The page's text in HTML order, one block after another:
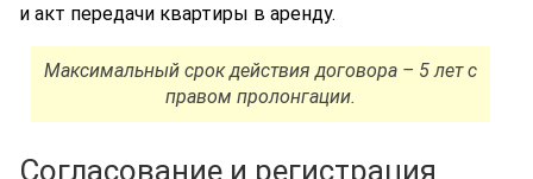
и акт передачи квартиры в аренду.
Максимальный срок действия договора – 5 лет с
правом пролонгации.
Согласование и регистрация